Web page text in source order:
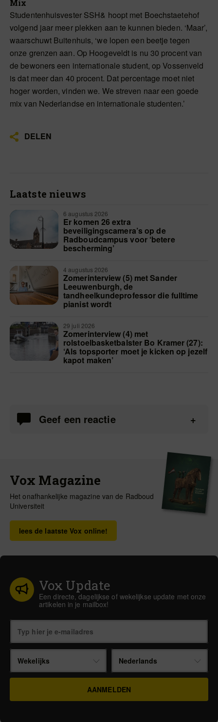
Mix
Studentenhuisvester SSH& hoopt met Boechstaetehof
volgend jaar meer plekken aan te kunnen bieden. ‘Maar’,
waarschuwt Buitenhuis, ‘we lopen een beetje tegen
onze grenzen aan. Op Hoogeveldt is nu 30 procent van
de bewoners een internationale student, op Vossenveld
is dat meer dan 40 procent. Dat percentage moet niet
hoger worden, vinden we. We streven naar een goede
mix van Nederlandse en internationale studenten.’
DELEN
Laatste nieuws
6 augustus 2026
Er komen 26 extra
beveiligingscamera’s op de
Radboudcampus voor ‘betere
bescherming’
4 augustus 2026
Zomerinterview (5) met Sander
Leeuwenburgh, de
tandheelkundeprofessor die fulltime
pianist wordt
29 juli 2026
Zomerinterview (4) met
rolstoelbasketbalster Bo Kramer (27):
‘Als topsporter moet je kicken op jezelf
kapot maken’
Geef een reactie
Vox Magazine
Het onafhankelijke magazine van de Radboud
Universiteit
lees de laatste Vox online!
Vox Update
Een directe, dagelijkse of wekelijkse update met onze
artikelen in je mailbox!
Wekelijks Nederlands